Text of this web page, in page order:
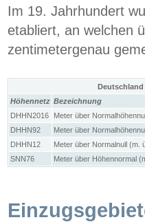
Im 19. Jahrhundert
etabliert, an welchen
zentimetergenau
Höhennetz Bezeichnung
DHHN2016
Meter über
DHHN92
Meter über
DHHN12
Meter über Normalnull (m.
SNN76
Meter über Höhennormal